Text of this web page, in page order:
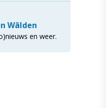
Wâlden
en weer.